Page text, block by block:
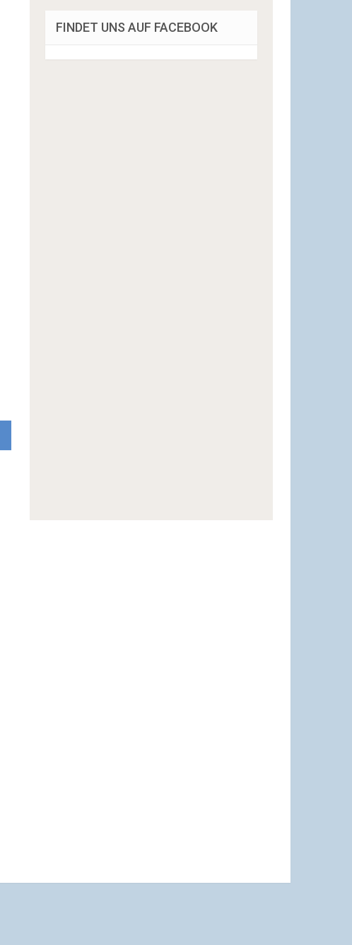
FINDET UNS AUF FACEBOOK